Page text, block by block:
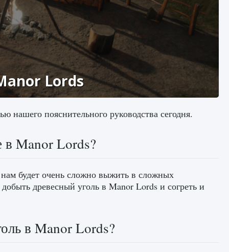
Lords
пояснительного руководства сегодня.
в Manor Lords?
нам будет очень сложно выжить в сложных
древесный уголь в Manor Lords и согреть и
в Manor Lords?